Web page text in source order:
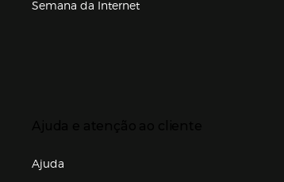
Semana da Internet
Ajuda